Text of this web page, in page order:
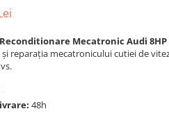
Reconditionare Mecatronic Audi 8HP
reparația mecatronicului cutiei de
48h